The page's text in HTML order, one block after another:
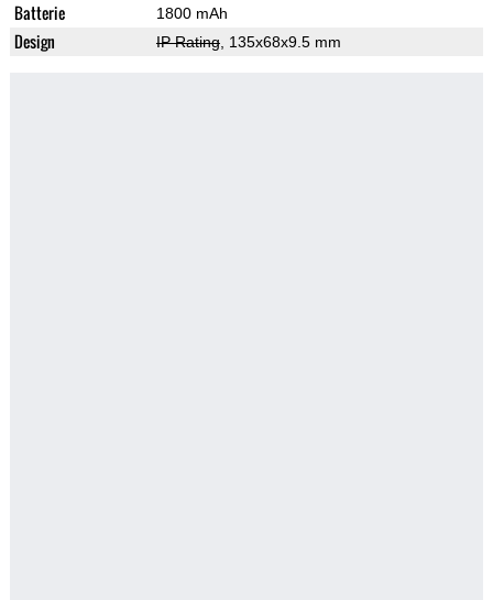
Batterie 1800 mAh
Design IP Rating, 135x68x9.5 mm